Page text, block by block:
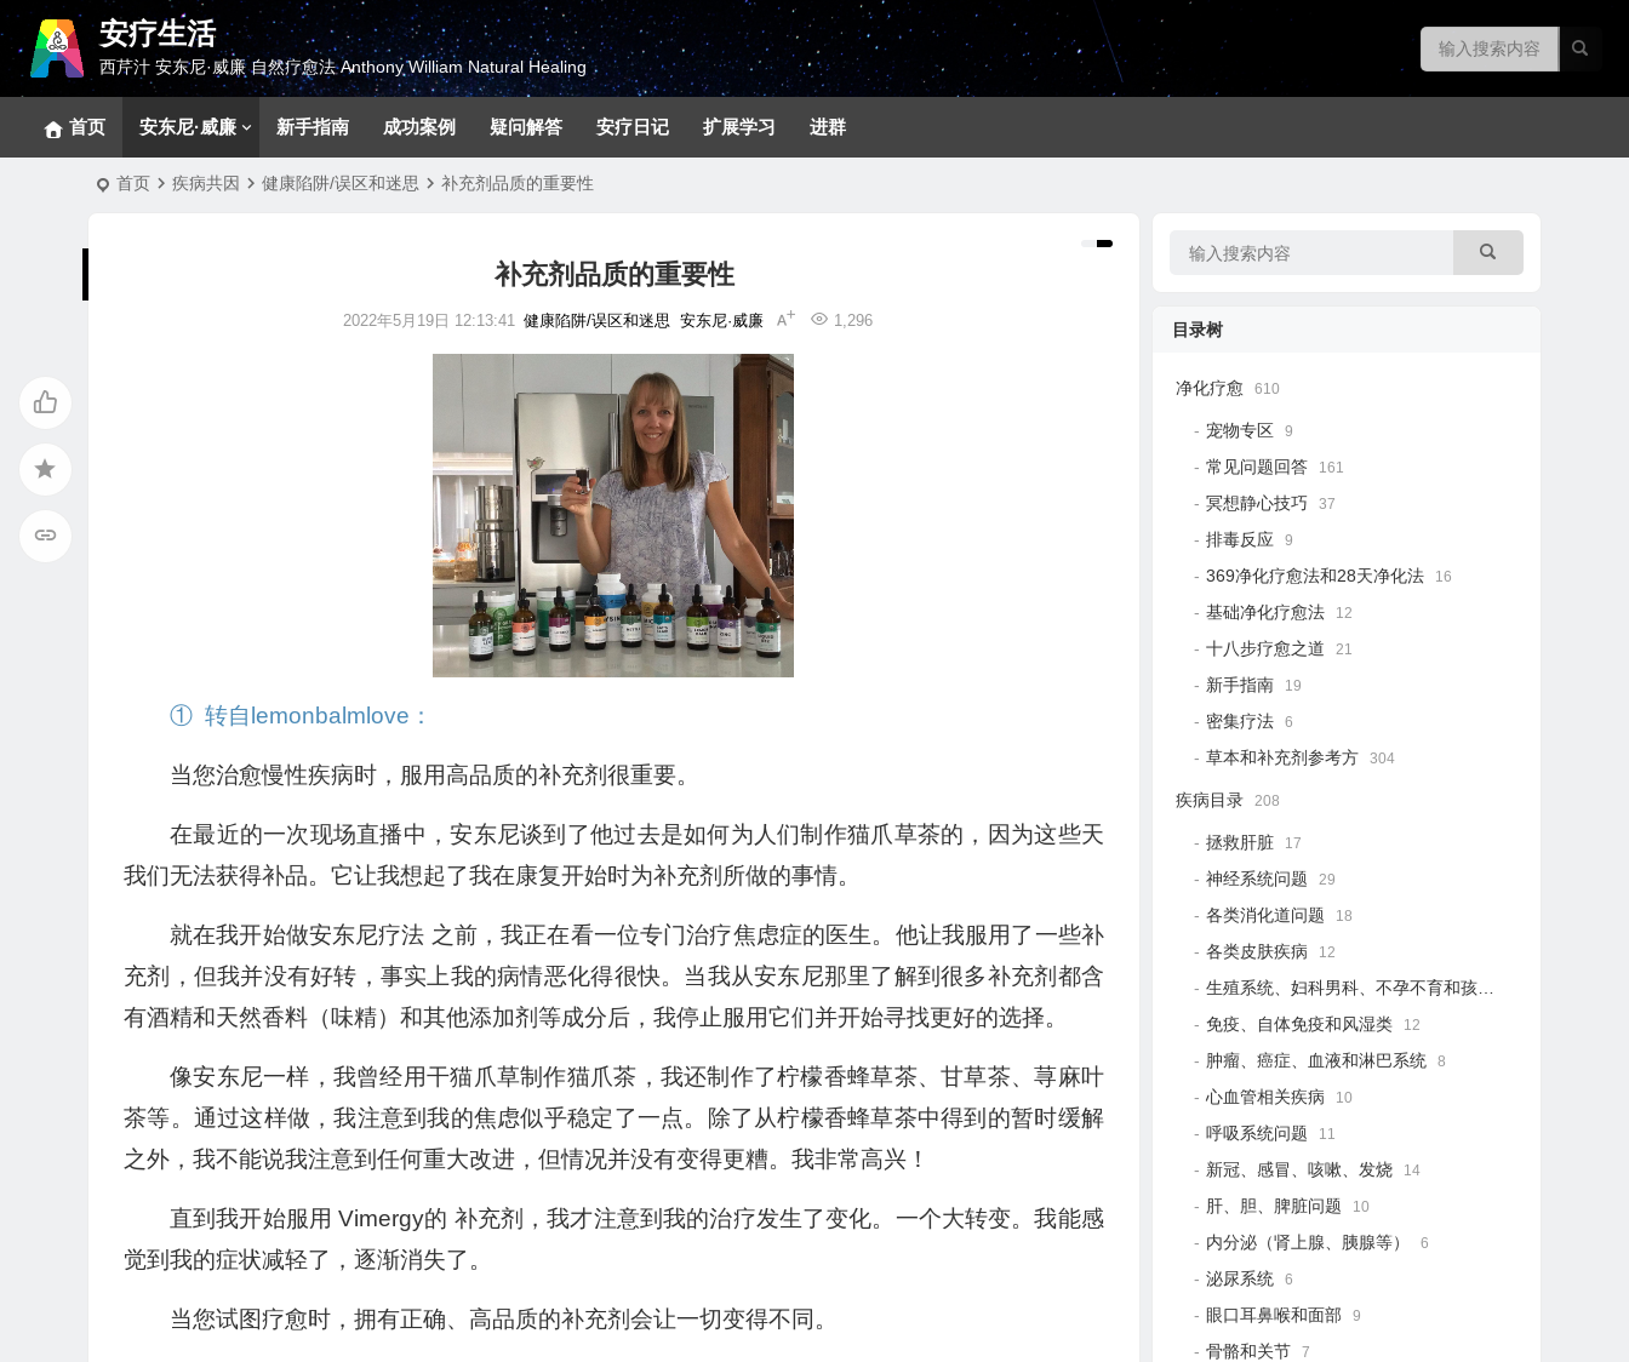
安疗生活
西芹汁 安东尼·威廉 自然疗愈法 Anthony William Natural Healing
首页 安东尼·威廉 新手指南 成功案例 疑问解答 安疗日记 扩展学习 进群
首页 疾病共因 健康陷阱/误区和迷思 补充剂品质的重要性
补充剂品质的重要性
2022年5月19日 12:13:41 健康陷阱/误区和迷思 安东尼·威廉 1,296
① 转自lemonbalmlove：
当您治愈慢性疾病时，服用高品质的补充剂很重要。
在最近的一次现场直播中，安东尼谈到了他过去是如何为人们制作猫爪草茶的，因为这些天
我们无法获得补品。它让我想起了我在康复开始时为补充剂所做的事情。
就在我开始做安东尼疗法 之前，我正在看一位专门治疗焦虑症的医生。他让我服用了一些补
充剂，但我并没有好转，事实上我的病情恶化得很快。当我从安东尼那里了解到很多补充剂都含
有酒精和天然香料（味精）和其他添加剂等成分后，我停止服用它们并开始寻找更好的选择。
像安东尼一样，我曾经用干猫爪草制作猫爪茶，我还制作了柠檬香蜂草茶、甘草茶、荨麻叶
茶等。通过这样做，我注意到我的焦虑似乎稳定了一点。除了从柠檬香蜂草茶中得到的暂时缓解
之外，我不能说我注意到任何重大改进，但情况并没有变得更糟。我非常高兴！
直到我开始服用 Vimergy的 补充剂，我才注意到我的治疗发生了变化。一个大转变。我能感
觉到我的症状减轻了，逐渐消失了。
当您试图疗愈时，拥有正确、高品质的补充剂会让一切变得不同。
目录树
净化疗愈 610
宠物专区 9
常见问题回答 161
冥想静心技巧 37
排毒反应 9
369净化疗愈法和28天净化法 16
基础净化疗愈法 12
十八步疗愈之道 21
新手指南 19
密集疗法 6
草本和补充剂参考方 304
疾病目录 208
拯救肝脏 17
神经系统问题 29
各类消化道问题 18
各类皮肤疾病 12
生殖系统、妇科男科、不孕不育和孩子健康
免疫、自体免疫和风湿类 12
肿瘤、癌症、血液和淋巴系统 8
心血管相关疾病 10
呼吸系统问题 11
新冠、感冒、咳嗽、发烧 14
肝、胆、脾脏问题 10
内分泌（肾上腺、胰腺等） 6
泌尿系统 6
眼口耳鼻喉和面部 9
骨骼和关节 7